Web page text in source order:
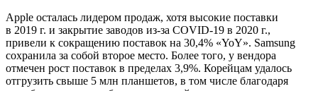
Apple осталась лидером продаж, хотя высокие поставки
в 2019 г. и закрытие заводов из-за COVID-19 в 2020 г.,
привели к сокращению поставок на 30,4% «YoY». Samsung
сохранила за собой второе место. Более того, у вендора
отмечен рост поставок в пределах 3,9%. Корейцам удалось
отгрузить свыше 5 млн планшетов, в том числе благодаря